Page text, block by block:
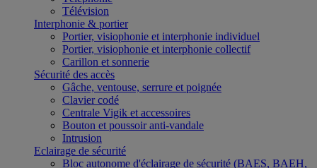
Télévision
Interphonie & portier
Portier, visiophonie et interphonie individuel
Portier, visiophonie et interphonie collectif
Carillon et sonnerie
Sécurité des accès
Gâche, ventouse, serrure et poignée
Clavier codé
Centrale Vigik et accessoires
Bouton et poussoir anti-vandale
Intrusion
Eclairage de sécurité
Bloc autonome d'éclairage de sécurité (BAES, BAEH,